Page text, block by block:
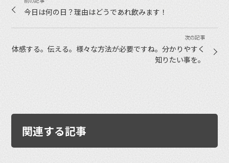
今日は何の日？理由はどうであれ飲みます！
体感する。伝える。様々な方法が必要ですね。分かりやすく
知りたい事を。
関連する記事